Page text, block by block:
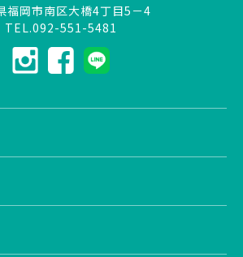
福岡市南区大橋4丁目5－4
TEL.092-551-5481